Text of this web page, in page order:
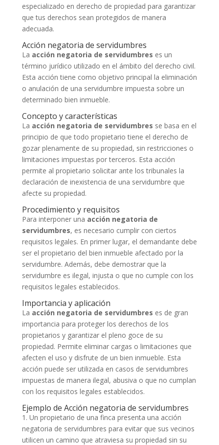
especializado en derecho de propiedad para garantizar
que tus derechos sean protegidos de manera
adecuada.
Acción negatoria de servidumbres
La acción negatoria de servidumbres es un
término jurídico utilizado en el ámbito del derecho civil.
Esta acción tiene como objetivo principal la eliminación
o anulación de una servidumbre impuesta sobre un
determinado bien inmueble.
Concepto y características
La acción negatoria de servidumbres se basa en el
principio de que todo propietario tiene el derecho de
gozar plenamente de su propiedad, sin restricciones o
limitaciones impuestas por terceros. Esta acción
permite al propietario solicitar ante los tribunales la
declaración de inexistencia de una servidumbre que
afecte su propiedad.
Procedimiento y requisitos
Para interponer una acción negatoria de
servidumbres, es necesario cumplir con ciertos
requisitos legales. En primer lugar, el demandante debe
ser el propietario del bien inmueble afectado por la
servidumbre. Además, debe demostrar que la
servidumbre es ilegal, injusta o que no cumple con los
requisitos legales establecidos.
Importancia y aplicación
La acción negatoria de servidumbres es de gran
importancia para proteger los derechos de los
propietarios y garantizar el pleno goce de su
propiedad. Permite eliminar cargas o limitaciones que
afecten el uso y disfrute de un bien inmueble. Esta
acción puede ser utilizada en casos de servidumbres
impuestas de manera ilegal, abusiva o que no cumplan
con los requisitos legales establecidos.
Ejemplo de Acción negatoria de servidumbres
1. Un propietario de una finca presenta una acción
negatoria de servidumbres para evitar que sus vecinos
utilicen un camino que atraviesa su propiedad sin su